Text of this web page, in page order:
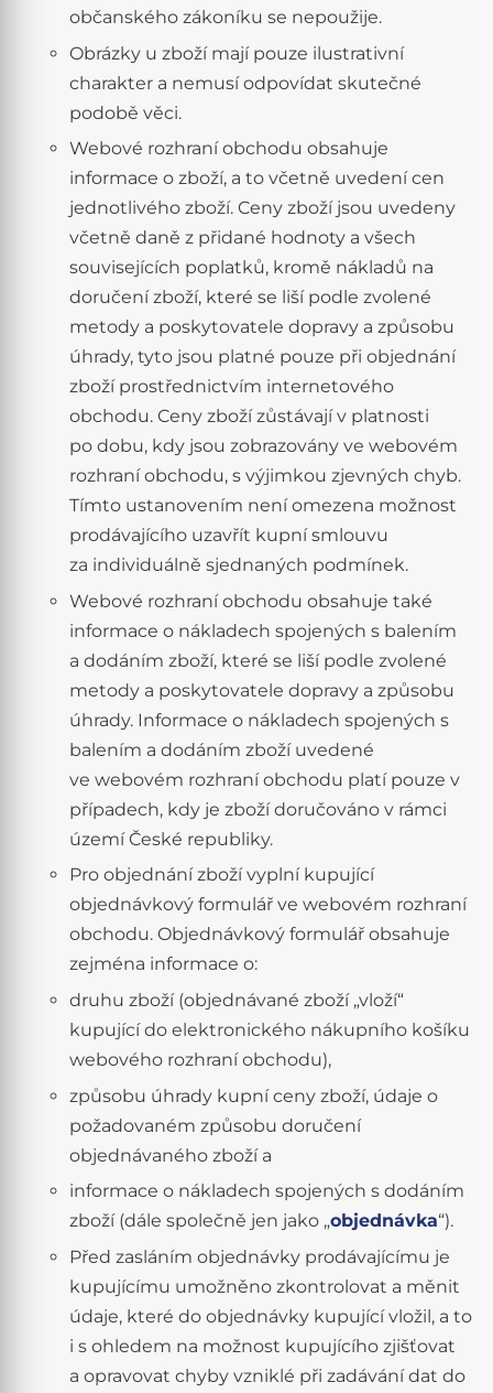
občanského zákoníku se nepoužije.
Obrázky u zboží mají pouze ilustrativní
charakter a nemusí odpovídat skutečné
podobě věci.
Webové rozhraní obchodu obsahuje
informace o zboží, a to včetně uvedení cen
jednotlivého zboží. Ceny zboží jsou uvedeny
včetně daně z přidané hodnoty a všech
souvisejících poplatků, kromě nákladů na
doručení zboží, které se liší podle zvolené
metody a poskytovatele dopravy a způsobu
úhrady, tyto jsou platné pouze při objednání
zboží prostřednictvím internetového
obchodu. Ceny zboží zůstávají v platnosti
po dobu, kdy jsou zobrazovány ve webovém
rozhraní obchodu, s výjimkou zjevných chyb.
Tímto ustanovením není omezena možnost
prodávajícího uzavřít kupní smlouvu
za individuálně sjednaných podmínek.
Webové rozhraní obchodu obsahuje také
informace o nákladech spojených s balením
a dodáním zboží, které se liší podle zvolené
metody a poskytovatele dopravy a způsobu
úhrady. Informace o nákladech spojených s
balením a dodáním zboží uvedené
ve webovém rozhraní obchodu platí pouze v
případech, kdy je zboží doručováno v rámci
území České republiky.
Pro objednání zboží vyplní kupující
objednávkový formulář ve webovém rozhraní
obchodu. Objednávkový formulář obsahuje
zejména informace o:
druhu zboží (objednávané zboží „vloží“
kupující do elektronického nákupního košíku
webového rozhraní obchodu),
způsobu úhrady kupní ceny zboží, údaje o
požadovaném způsobu doručení
objednávaného zboží a
informace o nákladech spojených s dodáním
zboží (dále společně jen jako „objednávka“).
Před zasláním objednávky prodávajícímu je
kupujícímu umožněno zkontrolovat a měnit
údaje, které do objednávky kupující vložil, a to
i s ohledem na možnost kupujícího zjišťovat
a opravovat chyby vzniklé při zadávání dat do